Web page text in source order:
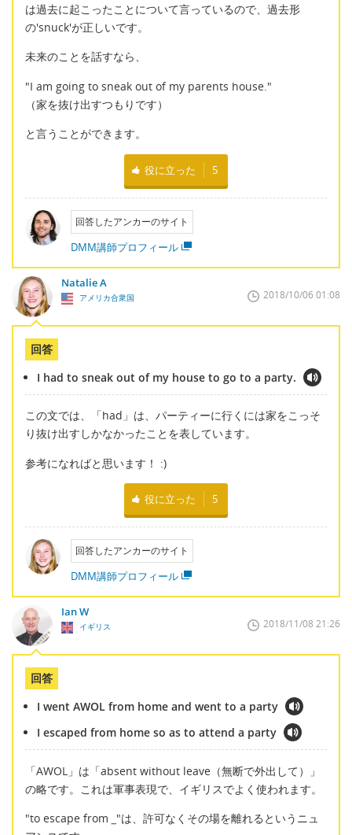
は過去に起こったことについて言っているので、過去形
の'snuck'が正しいです。
未来のことを話すなら、
"I am going to sneak out of my parents house."
（家を抜け出すつもりです）
と言うことができます。
役に立った 5
回答したアンカーのサイト
DMM講師プロフィール
Natalie A
アメリカ合衆国 2018/10/06 01:08
回答
I had to sneak out of my house to go to a party.
この文では、「had」は、パーティーに行くには家をこっそ
り抜け出すしかなかったことを表しています。
参考になればと思います！ :)
役に立った 5
回答したアンカーのサイト
DMM講師プロフィール
Ian W
イギリス 2018/11/08 21:26
回答
I went AWOL from home and went to a party
I escaped from home so as to attend a party
「AWOL」は「absent without leave（無断で外出して）」
の略です。これは軍事表現で、イギリスでよく使われます。
"to escape from
"は、許可なくその場を離れるというニュ